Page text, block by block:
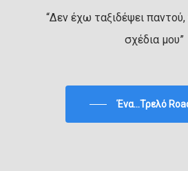
“Δεν έχω ταξιδέψει
σχέδια μου”
Ένα...Τρελό